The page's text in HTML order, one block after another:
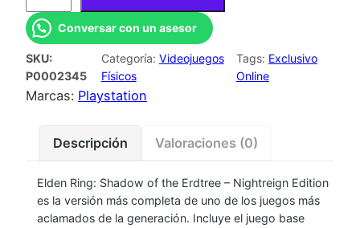
E
G
O
P
S
Conversar con un asesor
SKU:
P0002345
Categoría: Videojuegos
Físicos
Tags: Exclusivo
Online
Marcas: Playstation
Descripción Valoraciones (0)
Elden Ring: Shadow of the Erdtree – Nightreign Edition
es la versión más completa de uno de los juegos más
aclamados de la generación. Incluye el juego base